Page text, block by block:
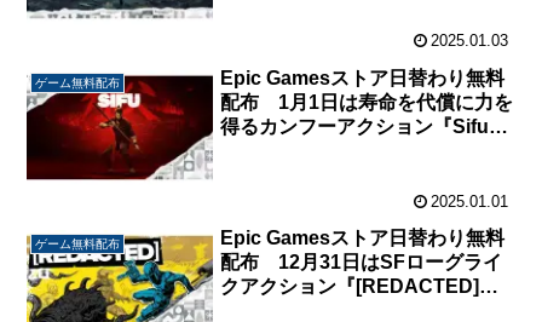
2025.01.03
ゲーム無料配布
Epic Gamesストア日替わり無料
配布 1月1日は寿命を代償に力を
得るカンフーアクション『Sifu』
2025.01.01
ゲーム無料配布
Epic Gamesストア日替わり無料
配布 12月31日はSFローグライ
クアクション『[REDACTED]』